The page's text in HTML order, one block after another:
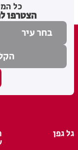
כל
הצטרפו
גל גפן